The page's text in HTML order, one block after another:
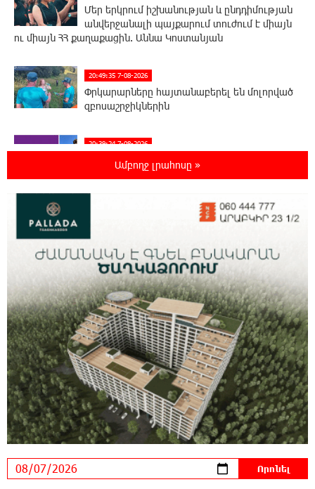
Մեր երկրում իշխանության և ընդդիմության
անվերջանալի պայքարում տուժում է միայն
ու միայն ՀՀ քաղաքացին. Աննա Կոստանյան
20:49:35 7-08-2026
Փրկարարները հայտանաբերել են մոլորված
զբոսաշրջիկներին
20:39:24 7-08-2026
ԼՀԿ-ն պահանջում է դադարեցնել Գարեգին
Բ-ի և եպիսկոպոսների դեմ քրեական
Սարյան փողոցի բնակարաններից մեկում
պայթյունի հետևանքով 55-ամյա
տղամարդը այրվածքներով տեղափոխվել է
«Այրվածքաբանության ազգային կենտրոն»
20:11:48 7-08-2026
Սլովակիայի արևելքում արտակարգ
դրություն է հայտարարվել շոգի ալիքների
պատճառով
19:53:41 7-08-2026
Երթևեկության կազմակերպման
փոփոխություն տեղի կունենա
Ամբողջ լրահոսը »